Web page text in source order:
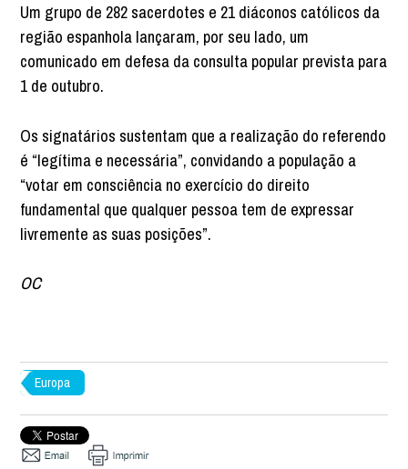
Um grupo de 282 sacerdotes e 21 diáconos católicos da
região espanhola lançaram, por seu lado, um
comunicado em defesa da consulta popular prevista para
1 de outubro.
Os signatários sustentam que a realização do referendo
é “legítima e necessária”, convidando a população a
“votar em consciência no exercício do direito
fundamental que qualquer pessoa tem de expressar
livremente as suas posições”.
OC
Europa